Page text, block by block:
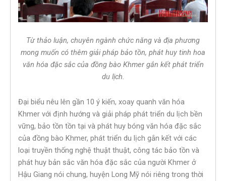
Từ thảo luận, chuyên ngành chức năng và địa phương
mong muốn có thêm giải pháp bảo tồn, phát huy tinh hoa
văn hóa đặc sắc của đồng bào Khmer gắn kết phát triển
du lịch.
Đại biểu nêu lên gần 10 ý kiến, xoay quanh văn hóa
Khmer với định hướng và giải pháp phát triển du lịch bền
vững, bảo tồn tồn tại và phát huy bóng văn hóa đặc sắc
của đồng bào Khmer, phát triển du lịch gắn kết với các
loại truyền thống nghệ thuật thuật, công tác bảo tồn và
phát huy bản sắc văn hóa đặc sắc của người Khmer ở ​​
Hậu Giang nói chung, huyện Long Mỹ nói riêng trong thời